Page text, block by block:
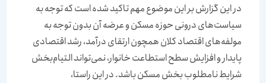
در این گزارش بر این موضوع مهم تاکید شده است که توجه به
سیاست‌‌‌های درونی حوزه مسکن و عرضه آن بدون توجه به
مولفه‌‌‌های اقتصاد کلان همچون ارتقای درآمد، رشد اقتصادی
پایدار و افزایش سطح استطاعت خانوار، نمی‌‌‌تواند التیام‌بخش
شرایط نامطلوب بخش مسکن باشد. در این راستا،